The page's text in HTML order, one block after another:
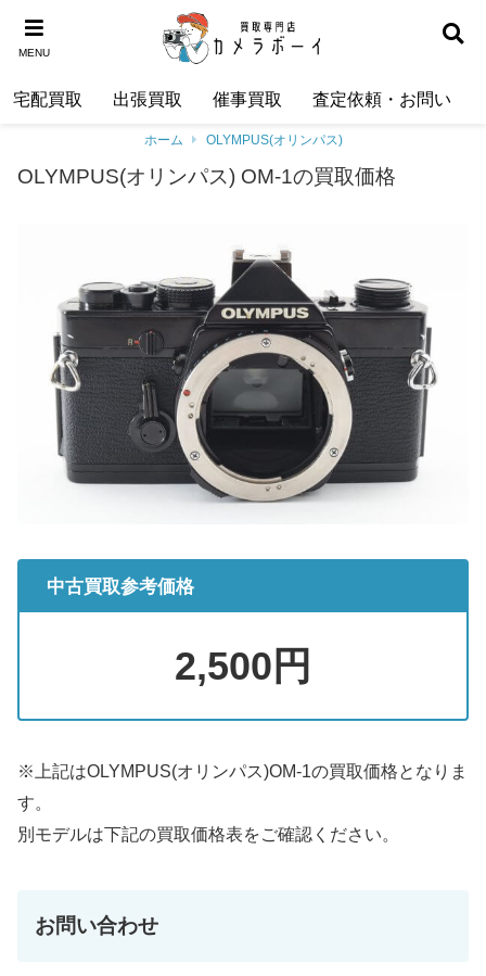
MENU
宅配買取 出張買取 催事買取 査定依頼・お問い合
ホーム OLYMPUS(オリンパス)
OLYMPUS(オリンパス) OM-1の買取価格
中古買取参考価格
2,500円
※上記はOLYMPUS(オリンパス)OM-1の買取価格となりま
す。
別モデルは下記の買取価格表をご確認ください。
お問い合わせ